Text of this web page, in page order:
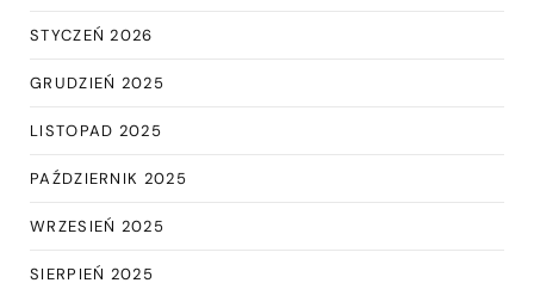
STYCZEŃ 2026
GRUDZIEŃ 2025
LISTOPAD 2025
PAŹDZIERNIK 2025
WRZESIEŃ 2025
SIERPIEŃ 2025